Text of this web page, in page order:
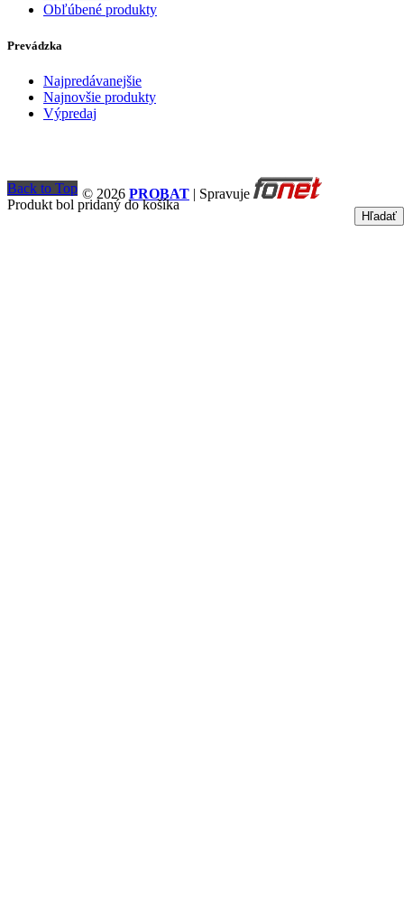
Obľúbené produkty
Prevádzka
Najpredávanejšie
Najnovšie produkty
Výpredaj
© 2026 PROBAT | Spravuje
Back to Top
Produkt bol pridaný do košíka